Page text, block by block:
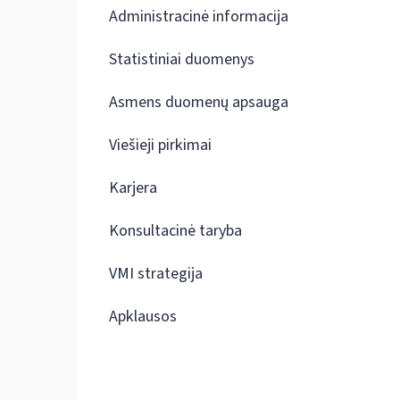
Administracinė informacija
Statistiniai duomenys
Asmens duomenų apsauga
Viešieji pirkimai
Karjera
Konsultacinė taryba
VMI strategija
Apklausos